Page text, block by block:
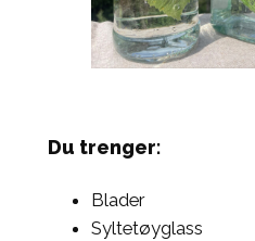
Du trenger:
Blader
Syltetøyglass